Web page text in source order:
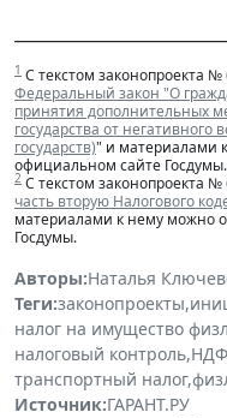
1 С текстом законопроекта №
Федеральный закон "О
принятия дополнительных
государства от
государств)" и материалами
официальном сайте Госдумы.
2 С текстом законопроекта №
часть вторую Налогового
материалами к нему можно
Госдумы.
Авторы:Наталья
Теги:законопроекты,
налог на имущество
налоговый контроль,
транспортный налог,
Источник:ГАРАНТ.РУ